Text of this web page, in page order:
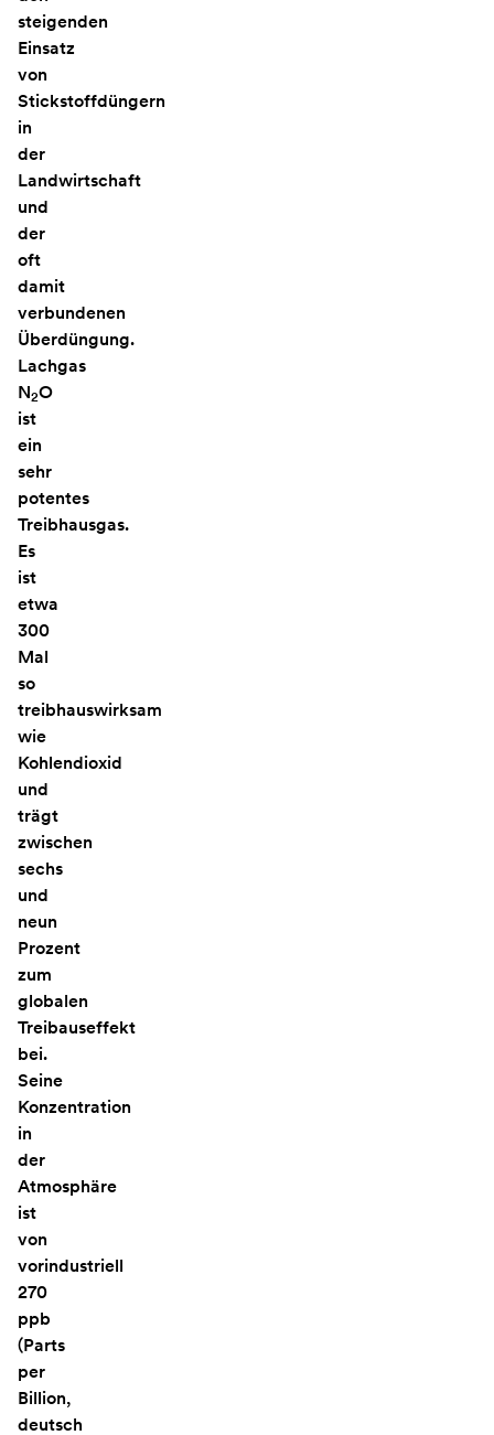
steigenden
Einsatz
von
Stickstoffdüngern
in
der
Landwirtschaft
und
der
oft
damit
verbundenen
Überdüngung.
Lachgas
N2O
ist
ein
sehr
potentes
Treibhausgas.
Es
ist
etwa
300
Mal
so
treibhauswirksam
wie
Kohlendioxid
und
trägt
zwischen
sechs
und
neun
Prozent
zum
globalen
Treibauseffekt
bei.
Seine
Konzentration
in
der
Atmosphäre
ist
von
vorindustriell
270
ppb
(Parts
per
Billion,
deutsch